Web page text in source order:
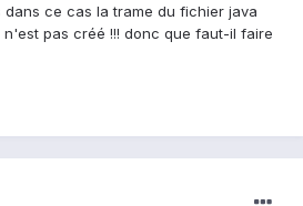
ce cas la trame du fichier java
n'est pas créé !!! donc que faut-il faire